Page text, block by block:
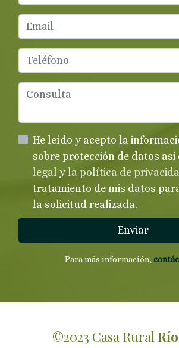
He leído y acepto la información básica
sobre
legalyla política de
tratamiento de mis datos
la solicitud realizada.
Enviar
Para más información,
©2023 Casa Rural